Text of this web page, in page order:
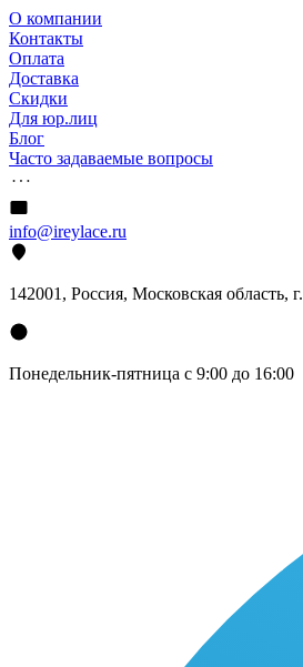
О компании
Контакты
Оплата
Доставка
Скидки
Для юр.лиц
Блог
Часто задаваемые вопросы
info@ireylace.ru
142001 , Россия, Московская область, г.
Понедельник-пятница с 9:00 до 16:00